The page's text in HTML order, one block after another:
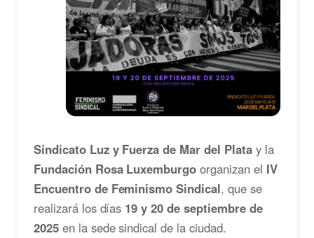
Sindicato Luz y Fuerza de Mar del Platay la
Fundación Rosa Luxemburgo organizan el IV
Encuentro de Feminismo Sindical, que se
realizará los días 19 y 20 de septiembre de
2025en la sede sindical de la ciudad.